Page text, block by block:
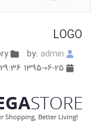
LOGO
admin